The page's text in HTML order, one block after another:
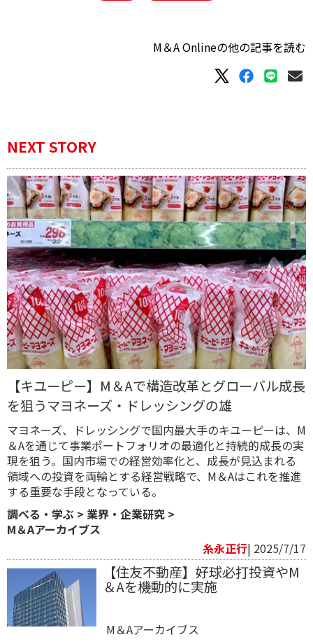
M＆A Onlineの他の記事を読む
NEXT STORY
【キユーピー】M＆Aで構造改革とグローバル成長
を狙うマヨネーズ・ドレッシングの雄
マヨネーズ、ドレッシングで国内最大手のキユーピーは、M
＆Aを通じて事業ポートフォリオの最適化と持続的成長の実
現を狙う。国内市場での経営効率化と、成長が見込まれる
領域への投資を両輪とする経営戦略で、M＆Aはこれを推進
する重要な手段となっている。
調べる・学ぶ > 業界・企業研究 >
M＆Aアーカイブス
糸永正行| 2025/7/17
【住友不動産】好球必打投資やM
＆Aを機動的に実施
M＆Aアーカイブス